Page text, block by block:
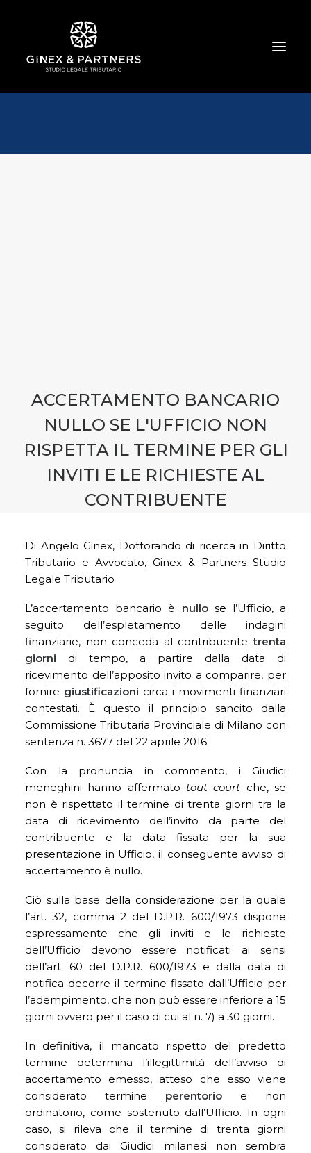
CHI SIAMO
ACCERTAMENTO BANCARIO
NULLO SE L'UFFICIO NON
RISPETTA IL TERMINE PER GLI
INVITI E LE RICHIESTE AL
CONTRIBUENTE
Di Angelo Ginex, Dottorando di ricerca in Diritto
Tributario e Avvocato, Ginex & Partners Studio
Legale Tributario
L’accertamento bancario è nullose l’Ufficio, a
seguito dell’espletamento delle indagini
finanziarie, non conceda al contribuentetrenta
giorni di tempo, a partire dalla data di
ricevimento dell’apposito invito a comparire, per
fornire giustificazioni circa i movimenti finanziari
contestati. È questo il principio sancito dalla
Commissione Tributaria Provinciale di Milano con
sentenza n. 3677 del 22 aprile 2016.
Con la pronuncia in commento, i Giudici
meneghini hanno affermato tout court che, se
non è rispettato il termine di trenta giorni tra la
data di ricevimento dell’invito da parte del
contribuente e la data fissata per la sua
presentazione in Ufficio, il conseguente avviso di
accertamento è nullo.
Ciò sulla base della considerazione per la quale
l’art. 32, comma 2 del D.P.R. 600/1973 dispone
espressamente che gli inviti e le richieste
dell’Ufficio devono essere notificati ai sensi
dell’art. 60 del D.P.R. 600/1973 e dalla data di
notifica decorre il termine fissato dall’Ufficio per
l’adempimento, che non può essere inferiore a 15
giorni ovvero per il caso di cui al n. 7) a 30 giorni.
In definitiva, il mancato rispetto del predetto
termine determina l’illegittimità dell’avviso di
accertamento emesso, atteso che esso viene
considerato termine perentorio e non
ordinatorio, come sostenuto dall’Ufficio. In ogni
caso, si rileva che il termine di trenta giorni
considerato dai Giudici milanesi non sembra